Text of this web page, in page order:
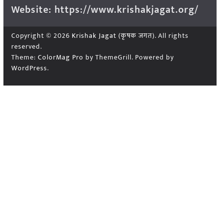
Website: https://www.krishakjagat.org/
Copyright © 2026 Krishak Jagat (कृषक जगत). All rights
reserved.
Theme: ColorMag Pro by ThemeGrill. Powered by
WordPress.